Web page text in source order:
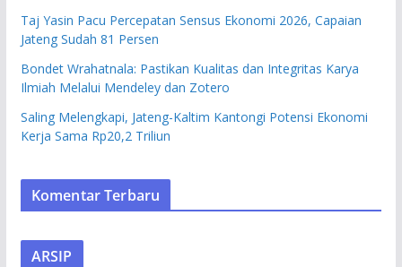
Taj Yasin Pacu Percepatan Sensus Ekonomi 2026, Capaian
Jateng Sudah 81 Persen
Bondet Wrahatnala: Pastikan Kualitas dan Integritas Karya
Ilmiah Melalui Mendeley dan Zotero
Saling Melengkapi, Jateng-Kaltim Kantongi Potensi Ekonomi
Kerja Sama Rp20,2 Triliun
Komentar Terbaru
ARSIP